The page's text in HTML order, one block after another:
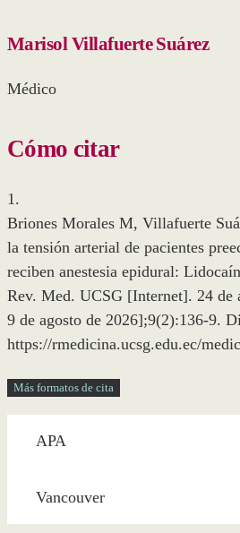
Marisol Villafuerte Suárez
Médico
Cómo citar
1.
Briones Morales M, Villafuerte
la tensión arterial de pacientes
reciben anestesia epidural:
Rev. Med. UCSG [Internet]. 24 de
9 de agosto de 2026];9(2):136-9.
https://rmedicina.ucsg.edu.ec/
Más formatos de cita
APA
Vancouver